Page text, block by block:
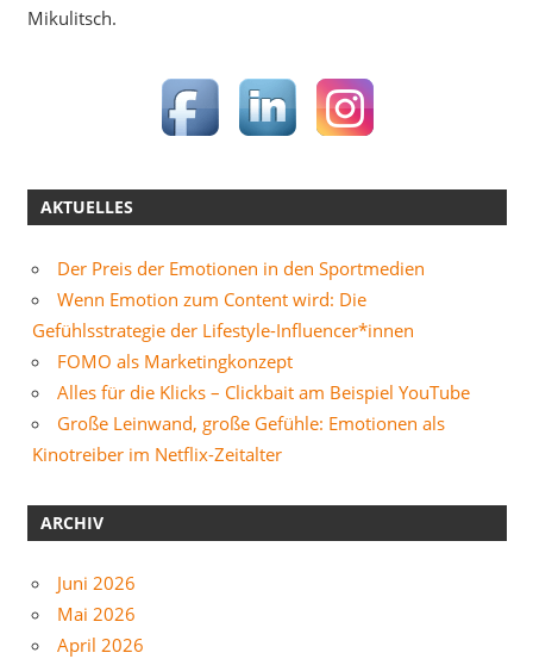
Mikulitsch.
AKTUELLES
Der Preis der Emotionen in den Sportmedien
Wenn Emotion zum Content wird: Die
Gefühlsstrategie der Lifestyle-Influencer*innen
FOMO als Marketingkonzept
Alles für die Klicks – Clickbait am Beispiel YouTube
Große Leinwand, große Gefühle: Emotionen als
Kinotreiber im Netflix-Zeitalter
ARCHIV
Juni 2026
Mai 2026
April 2026